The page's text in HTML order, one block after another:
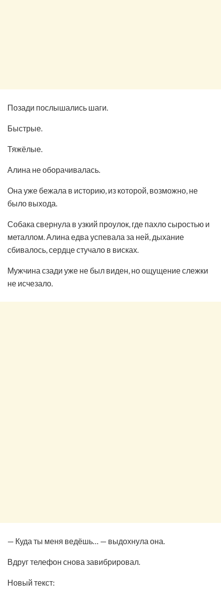
Позади послышались шаги.
Быстрые.
Тяжёлые.
Алина не оборачивалась.
Она уже бежала в историю, из которой, возможно, не
было выхода.
Собака свернула в узкий проулок, где пахло сыростью и
металлом. Алина едва успевала за ней, дыхание
сбивалось, сердце стучало в висках.
Мужчина сзади уже не был виден, но ощущение слежки
не исчезало.
— Куда ты меня ведёшь… — выдохнула она.
Вдруг телефон снова завибрировал.
Новый текст: